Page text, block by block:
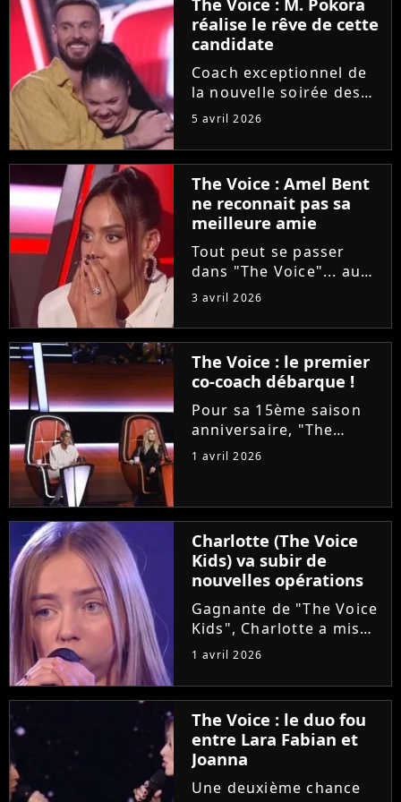
réalise le rêve de cette
candidate
Coach exceptionnel de
la nouvelle soirée des
auditions à l'aveugle de
a accepté de partager
un moment privilégié
avec une candidate
"fan" depuis sa plus
tendre...
5 avril 2026
The Voice : Amel Bent
ne reconnait pas sa
meilleure amie
Tout peut se passer
dans "The Voice"... au
grand dam d'Amel Bent
chanteuse ne va pas
reconnaître la voix de
sa meilleure amie, qui
est pourtant sa
choriste. Regardez...
3 avril 2026
The Voice : le premier
co-coach débarque !
Pour sa 15ème saison
anniversaire, "The
Voice" met les petits
accueillera un coach
supplémentaire pour ce
qui est annoncé comme
"une première...
1 avril 2026
Charlotte (The Voice
Kids) va subir de
nouvelles opérations
Gagnante de "The Voice
Kids", Charlotte a mis
en lumière son combat
infantile. Alors qu'elle
démarre une tournée
avec l'association The
Kids Harmony, la
chanteuse...
1 avril 2026
The Voice : le duo fou
entre Lara Fabian et
Joanna
Une deuxième chance